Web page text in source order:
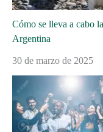
Cómo se lleva a cabo
Argentina
30 de marzo de 2025